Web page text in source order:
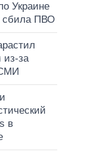
Украине
сбила ПВО
из-за
в